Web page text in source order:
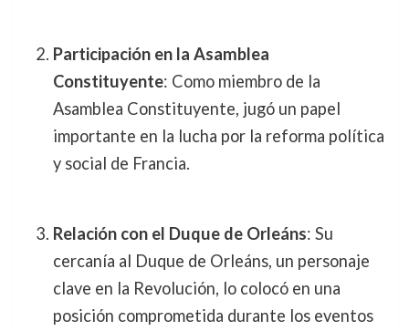
Participación en la Asamblea
Constituyente: Como miembro de la
Asamblea Constituyente, jugó un papel
importante en la lucha por la reforma política
y social de Francia.
Relación con el Duque de Orleáns: Su
cercanía al Duque de Orleáns, un personaje
clave en la Revolución, lo colocó en una
posición comprometida durante los eventos